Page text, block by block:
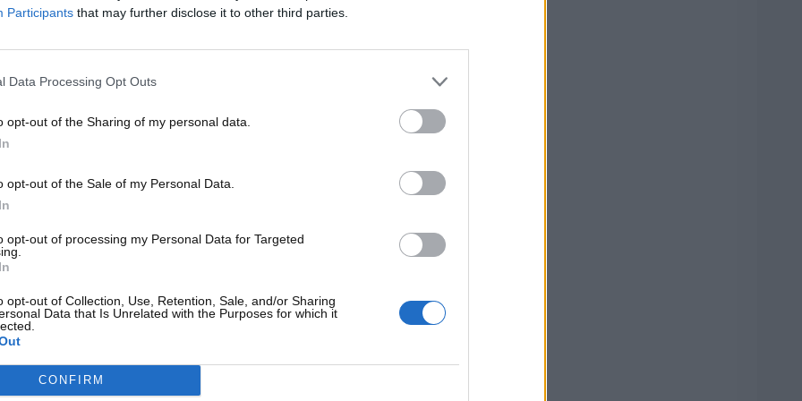
Participants that may further disclose it to other third parties.
Data Processing Opt Outs
opt-out of the Sharing of my personal data.
opt-out of the Sale of my Personal Data.
opt-out of processing my Personal Data for Targeted
opt-out of Collection, Use, Retention, Sale, and/or Sharing
Data that Is Unrelated with the Purposes for which it
CONFIRM
in frazioni di secondo sotto pressione, a gestire il
mentalità necessaria per affrontare competizioni di alto
che sarà cruciale nelle fasi successive della carriera.
il trampolino verso la
allecategorie propedeutiche
rappresentano un terreno di gara altamente
la carriera. La qualità della performance in queste
1, poiché vi assistono gli osservatori delle scuderie